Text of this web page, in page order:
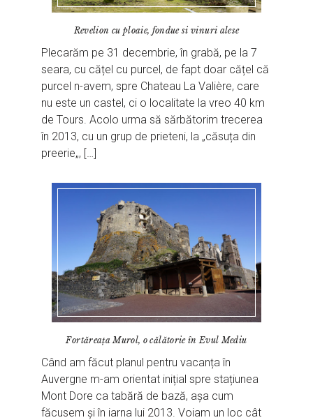
Revelion cu ploaie, fondue si vinuri alese
Plecarăm pe 31 decembrie, în grabă, pe la 7
seara, cu cățel cu purcel, de fapt doar cățel că
purcel n-avem, spre Chateau La Valière, care
nu este un castel, ci o localitate la vreo 40 km
de Tours. Acolo urma să sărbătorim trecerea
în 2013, cu un grup de prieteni, la „căsuța din
preerie„, […]
Fortăreața Murol, o călătorie în Evul Mediu
Când am făcut planul pentru vacanța în
Auvergne m-am orientat inițial spre stațiunea
Mont Dore ca tabără de bază, așa cum
făcusem și în iarna lui 2013. Voiam un loc cât